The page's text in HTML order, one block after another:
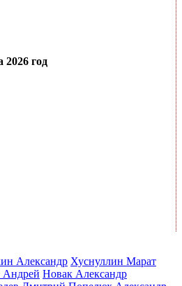
год
Александр Хуснуллин Марат
Андрей Новак Александр